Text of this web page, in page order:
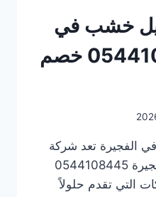
خشب في
الفجيرة 0544108445 خصم
الفجيرة تعد شركة
تركيب بديل خشب في الفجيرة 0544108445
التي تقدم حلولاً